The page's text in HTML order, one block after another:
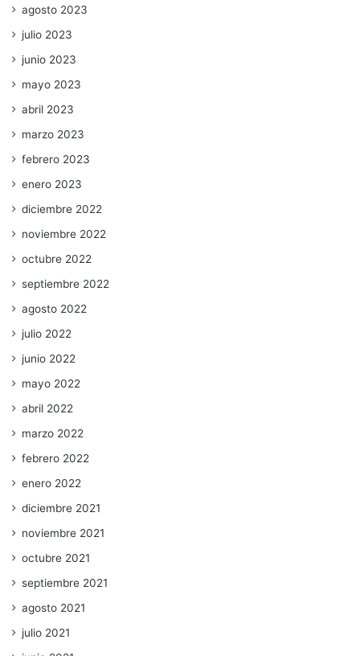
agosto 2023
julio 2023
junio 2023
mayo 2023
abril 2023
marzo 2023
febrero 2023
enero 2023
diciembre 2022
noviembre 2022
octubre 2022
septiembre 2022
agosto 2022
julio 2022
junio 2022
mayo 2022
abril 2022
marzo 2022
febrero 2022
enero 2022
diciembre 2021
noviembre 2021
octubre 2021
septiembre 2021
agosto 2021
julio 2021